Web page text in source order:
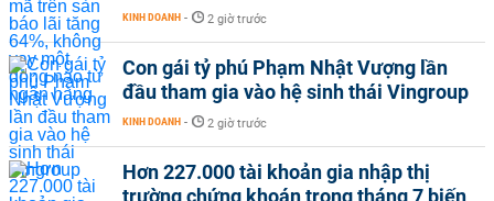
KINH DOANH - 2 giờ trước
Con gái tỷ phú Phạm Nhật Vượng lần
đầu tham gia vào hệ sinh thái Vingroup
KINH DOANH - 2 giờ trước
Hơn 227.000 tài khoản gia nhập thị
trường chứng khoán trong tháng 7 biến